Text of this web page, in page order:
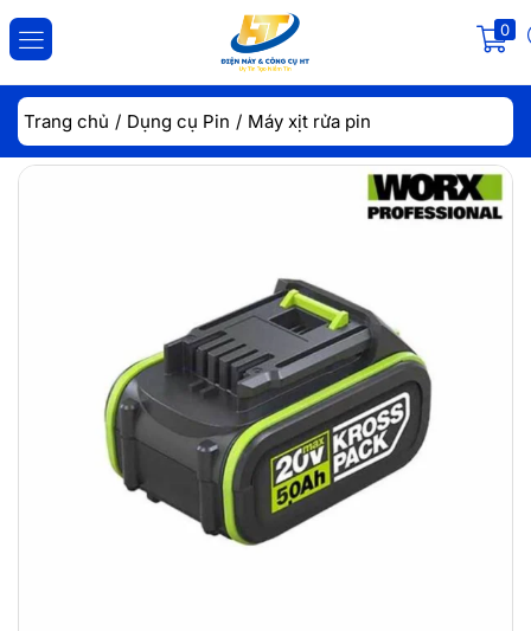
0
ĐĂNG NHẬP ĐĂNG KÝ
Nhập tài khoản và mật khẩu để đăng nhập.
Đăng Nhập
Quên mật khẩu?
Trang chủ Dụng cụ Pin Máy xịt rửa pin